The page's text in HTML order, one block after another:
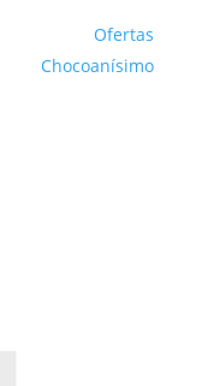
Ofertas
Chocoanísimo